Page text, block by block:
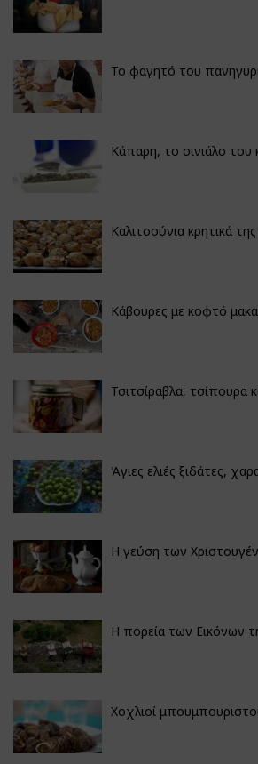
Το φαγητό του
Κάπαρη, το σινιάλο του
Καλιτσούνια κρητικά
Κάβουρες με κοφτό
Τσιτσίραβλα, τσίπουρα
Άγιες ελιές ξιδάτες,
Η γεύση των
Η πορεία των Εικόνων
Χοχλιοί